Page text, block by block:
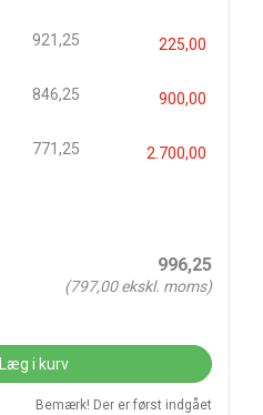
921,25 225,00
846,25 900,00
771,25 2.700,00
996,25
(797,00ekskl. moms)
Læg i kurv
Bemærk! Der er først indgået